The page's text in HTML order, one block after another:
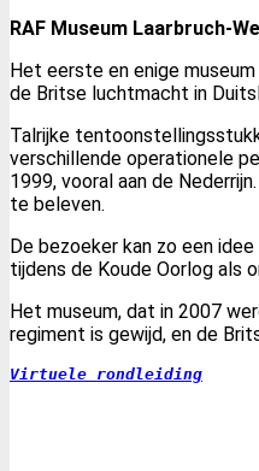
RAF Museum Laarbruch-
Het eerste en enige
de Britse luchtmacht in
Talrijke
verschillende operationele
1999, vooral aan de
te beleven.
De bezoeker kan zo een
tijdens de Koude Oorlog als
Het museum, dat in 2007
regiment is gewijd, en de
Virtuele rondleiding